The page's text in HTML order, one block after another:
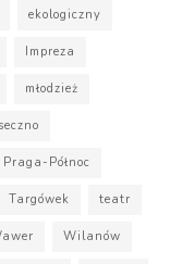
ekologiczny
Impreza
młodzież
Praga-Północ
Targówek teatr
Wilanów